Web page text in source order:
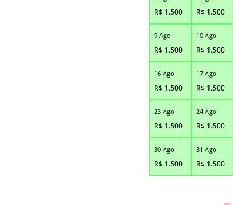
R$ 1.500 R$ 1.500
9 Ago
R$ 1.500
10 Ago
R$ 1.500
16 Ago
R$ 1.500
17 Ago
R$ 1.500
23 Ago
R$ 1.500
24 Ago
R$ 1.500
30 Ago
R$ 1.500
31 Ago
R$ 1.500